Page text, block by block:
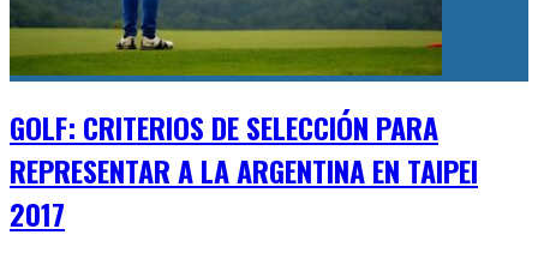
GOLF: CRITERIOS DE SELECCIÓN PARA
REPRESENTAR A LA ARGENTINA EN TAIPEI
2017